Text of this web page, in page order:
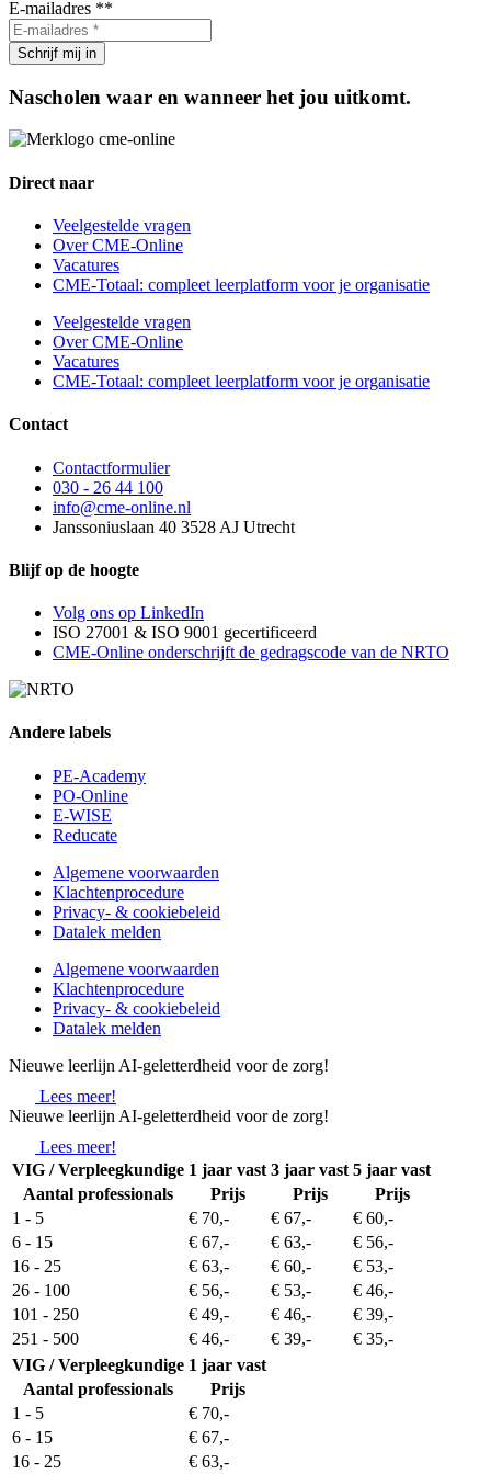
E-mailadres **
Nascholen waar en wanneer het jou uitkomt.
Direct naar
Veelgestelde vragen
Over CME-Online
Vacatures
CME-Totaal: compleet leerplatform voor je organisatie
Veelgestelde vragen
Over CME-Online
Vacatures
CME-Totaal: compleet leerplatform voor je organisatie
Contact
Contactformulier
030 - 26 44 100
info@cme-online.nl
Janssoniuslaan 40 3528 AJ Utrecht
Blijf op de hoogte
Volg ons op LinkedIn
ISO 27001 & ISO 9001 gecertificeerd
CME-Online onderschrijft de gedragscode van de NRTO
Andere labels
PE-Academy
PO-Online
E-WISE
Reducate
Algemene voorwaarden
Klachtenprocedure
Privacy- & cookiebeleid
Datalek melden
Algemene voorwaarden
Klachtenprocedure
Privacy- & cookiebeleid
Datalek melden
Nieuwe leerlijn AI-geletterdheid voor de zorg!
Lees meer!
Nieuwe leerlijn AI-geletterdheid voor de zorg!
Lees meer!
VIG / Verpleegkundige 1 jaar vast 3 jaar vast 5 jaar vast
Aantal professionals
Prijs Prijs
Prijs
1 - 5
€ 70,- € 67,-
€ 60,-
6 - 15
€ 67,- € 63,-
€ 56,-
16 - 25
€ 63,- € 60,-
€ 53,-
26 - 100
€ 56,- € 53,-
€ 46,-
101 - 250
€ 49,- € 46,-
€ 39,-
251 - 500
€ 46,- € 39,-
€ 35,-
VIG / Verpleegkundige 1 jaar vast
Aantal professionals
Prijs
1 - 5
€ 70,-
6 - 15
€ 67,-
16 - 25
€ 63,-